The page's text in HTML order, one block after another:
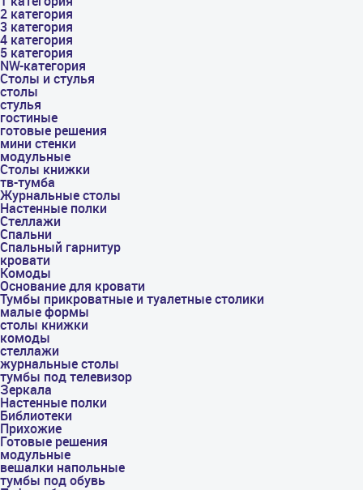
2 категория
3 категория
4 категория
5 категория
NW-категория
Столы и стулья
столы
стулья
гостиные
готовые решения
мини стенки
модульные
Столы книжки
тв-тумба
Журнальные столы
Настенные полки
Стеллажи
Спальни
Спальный гарнитур
кровати
Комоды
Основание для кровати
Тумбы прикроватные и туалетные столики
малые формы
столы книжки
комоды
стеллажи
журнальные столы
тумбы под телевизор
Зеркала
Настенные полки
Библиотеки
Прихожие
Готовые решения
модульные
вешалки напольные
тумбы под обувь